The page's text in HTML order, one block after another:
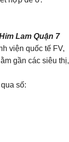
Lam Quận 7
viện quốc tế FV,
gần các siêu thị,
qua số: